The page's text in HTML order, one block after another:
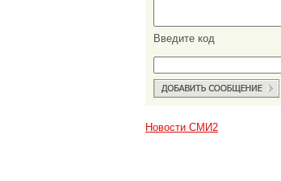
Введите код
Новости СМИ2